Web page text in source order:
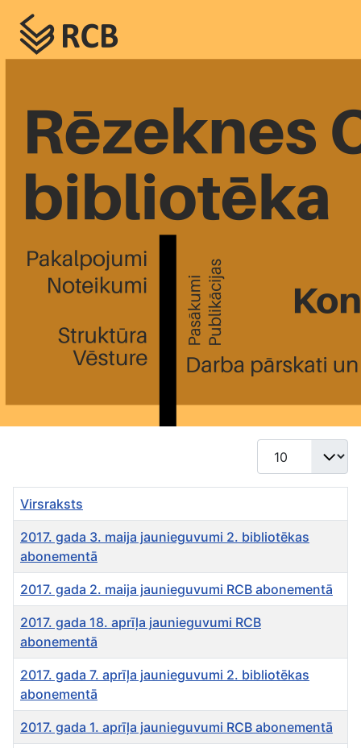
Rādīt #
Virsraksts
2017. gada 3. maija jaunieguvumi 2. bibliotēkas
abonementā
2017. gada 2. maija jaunieguvumi RCB abonementā
2017. gada 18. aprīļa jaunieguvumi RCB
abonementā
2017. gada 7. aprīļa jaunieguvumi 2. bibliotēkas
abonementā
2017. gada 1. aprīļa jaunieguvumi RCB abonementā